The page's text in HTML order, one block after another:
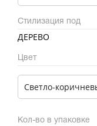
Стилизация под
ДЕРЕВО
Цвет
Светло-
Кол-во в упаковке